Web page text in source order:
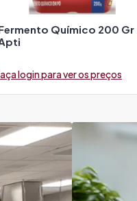
Químico 200 Gr
login para ver os preços